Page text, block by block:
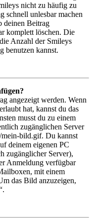
nicht zu häufig zu
schnell unlesbar machen
deinen Beitrag
komplett löschen. Die
Anzahl der Smileys
benutzen kannst.
angezeigt werden. Wenn
hat, kannst du das
musst du zu einem
zugänglichen Server
bild.gif. Du kannst
deinem eigenen PC
zugänglicher Server),
Anmeldung verfügbar
mit einem
das Bild anzuzeigen,